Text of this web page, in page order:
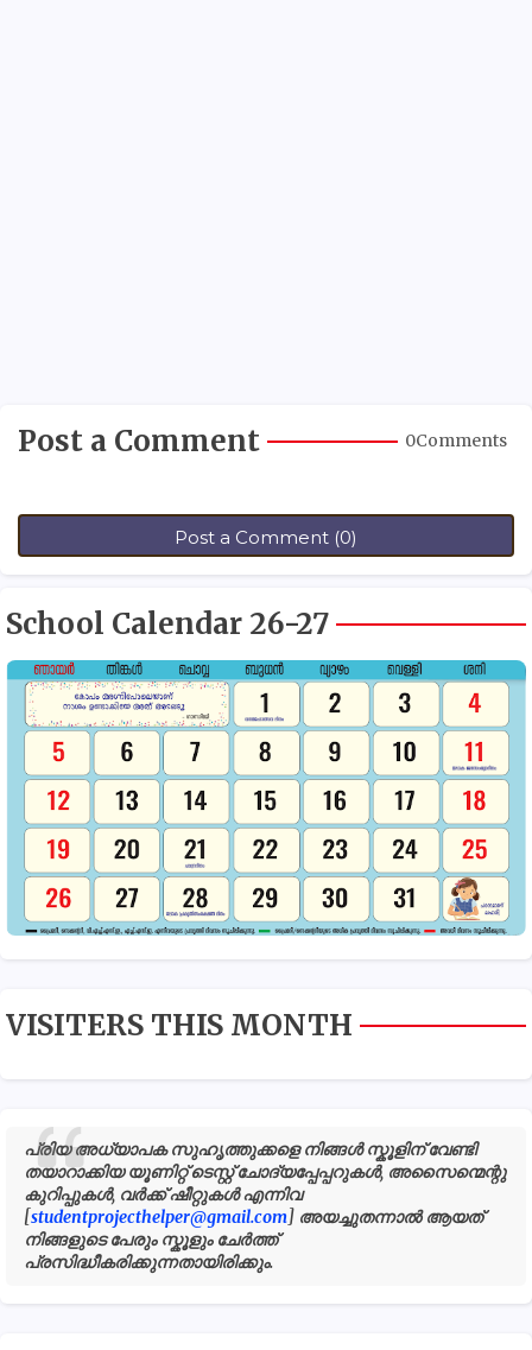
Post a Comment 0Comments
Post a Comment (0)
School Calendar 26-27
VISITERS THIS MONTH
പ്രിയ അധ്യാപക സുഹൃത്തുക്കളെ നിങ്ങൾ സ്കൂളിന് വേണ്ടി
തയാറാക്കിയ യൂണിറ്റ് ടെസ്റ്റ് ചോദ്യപ്പേപ്പറുകൾ, അസൈന്മെന്റു
കുറിപ്പുകൾ, വർക്ക് ഷീറ്റുകൾ എന്നിവ
[studentprojecthelper@gmail.com] അയച്ചുതന്നാൽ ആയത്
നിങ്ങളുടെ പേരും സ്കൂളും ചേർത്ത്
പ്രസിദ്ധീകരിക്കുന്നതായിരിക്കും.